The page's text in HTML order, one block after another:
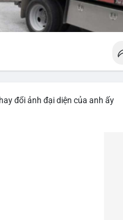
đổi ảnh đại diện của anh ấy